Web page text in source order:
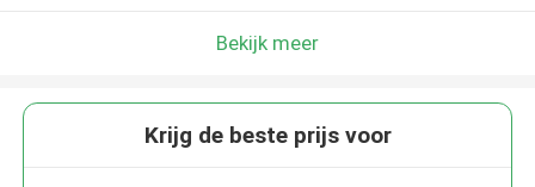
Bekijk meer
Krijg de beste prijs voor